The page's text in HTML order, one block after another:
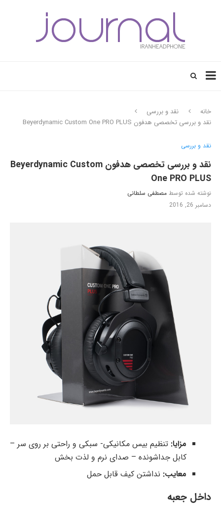
خانه
نقد و بررسی
نقد و بررسی تخصصی هدفون Beyerdynamic Custom One PRO PLUS
نقد و بررسی
نقد و بررسی تخصصی هدفون Beyerdynamic Custom
One PRO PLUS
نوشته شده توسط مصطفی سلطانی
دسامبر 26, 2016
مزایا: تنظیم بیس مکانیکی- سبکی و راحتی بر روی سر –
کابل جداشونده – صدای نرم و لذت بخش
معایب: نداشتن کیف قابل حمل
داخل جعبه